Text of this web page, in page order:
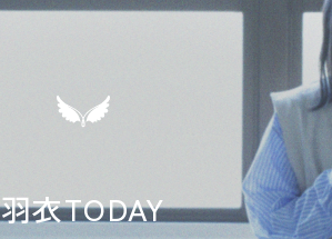
羽衣TODAY